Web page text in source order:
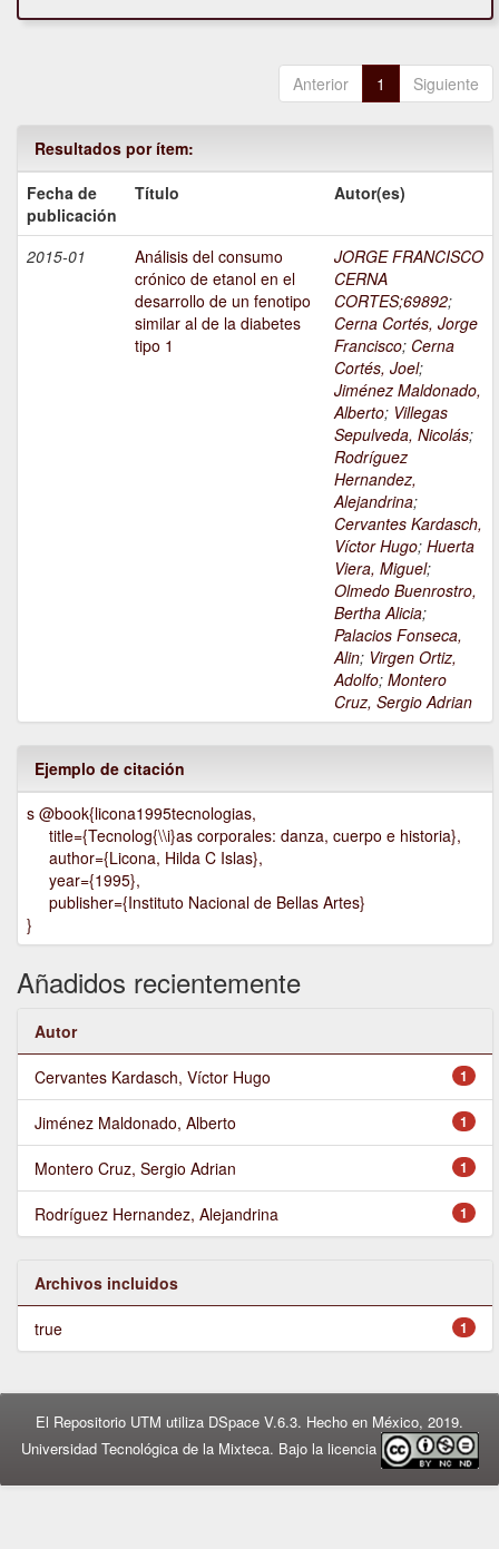
Anterior 1 Siguiente
Resultados por ítem:
Fecha de
publicación
Título Autor(es)
2015-01
Análisis del consumo
crónico de etanol en el
desarrollo de un fenotipo
similar al de la diabetes
tipo 1
JORGE FRANCISCO
CERNA
CORTES;69892;
Cerna Cortés, Jorge
Francisco; Cerna
Cortés, Joel;
Jiménez Maldonado,
Alberto; Villegas
Sepulveda, Nicolás;
Rodríguez
Hernandez,
Alejandrina;
Cervantes Kardasch,
Víctor Hugo; Huerta
Viera, Miguel;
Olmedo Buenrostro,
Bertha Alicia;
Palacios Fonseca,
Alin; Virgen Ortiz,
Adolfo; Montero
Cruz, Sergio Adrian
Ejemplo de citación
s @book{licona1995tecnologias,
title={Tecnolog{\\i}as corporales: danza, cuerpo e historia},
author={Licona, Hilda C Islas},
year={1995},
publisher={Instituto Nacional de Bellas Artes}
}
Añadidos recientemente
Autor
1
Cervantes Kardasch, Víctor Hugo
1
Jiménez Maldonado, Alberto
1
Montero Cruz, Sergio Adrian
1
Rodríguez Hernandez, Alejandrina
Archivos incluidos
1
true
El Repositorio UTM utiliza DSpace V.6.3. Hecho en México, 2019.
Universidad Tecnológica de la Mixteca. Bajo la licencia